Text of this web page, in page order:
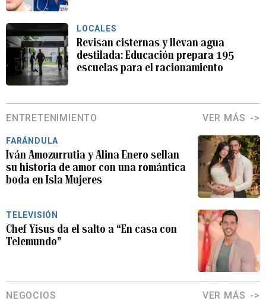
LOCALES
Revisan cisternas y llevan agua
destilada: Educación prepara 195
escuelas para el racionamiento
ENTRETENIMIENTO VER MÁS
FARÁNDULA
Iván Amozurrutia y Alina Enero sellan
su historia de amor con una romántica
boda en Isla Mujeres
TELEVISIÓN
Chef Yisus da el salto a “En casa con
Telemundo”
NEGOCIOS VER MÁS